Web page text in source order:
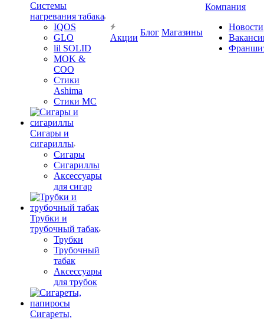
Системы
нагревания табака
IQOS
GLO
lil SOLID
MOK &
COO
Стики
Ashima
Стики MC
Сигары и
сигариллы
Сигары
Сигариллы
Аксессуары
для сигар
Трубки и
трубочный табак
Трубки
Трубочный
табак
Аксессуары
для трубок
Сигареты,
Акции
Блог Магазины
Компания
Новости